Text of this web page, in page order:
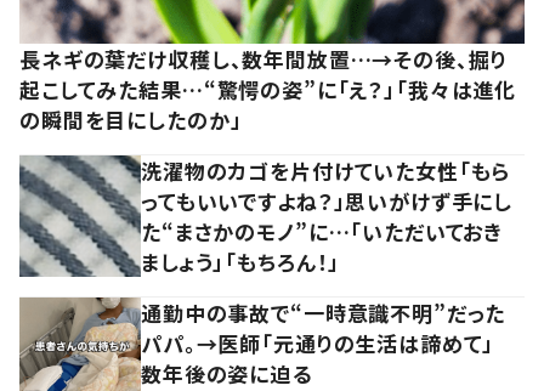
長ネギの葉だけ収穫し、数年間放置…→その後、掘り
起こしてみた結果…“驚愕の姿”に「え？」「我々は進化
の瞬間を目にしたのか」
洗濯物のカゴを片付けていた女性「もら
ってもいいですよね？」思いがけず手にし
た“まさかのモノ”に…「いただいておき
ましょう」「もちろん！」
通勤中の事故で“一時意識不明”だった
パパ。→医師「元通りの生活は諦めて」
数年後の姿に迫る